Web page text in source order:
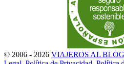
© 2006 - 2026 VIAJEROS AL BLOG